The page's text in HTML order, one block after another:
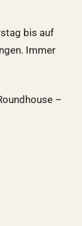
bis auf
Immer
–